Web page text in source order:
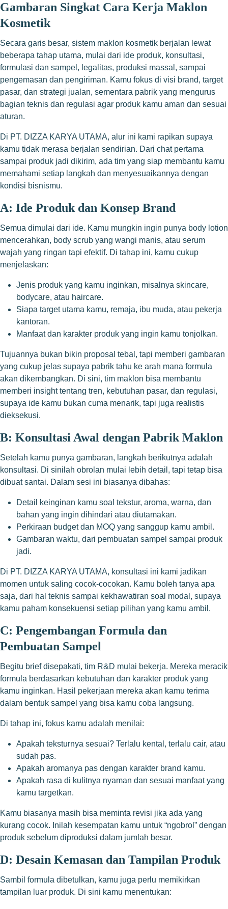
Gambaran Singkat Cara Kerja Maklon
Kosmetik
Secara garis besar, sistem maklon kosmetik berjalan lewat
beberapa tahap utama, mulai dari ide produk, konsultasi,
formulasi dan sampel, legalitas, produksi massal, sampai
pengemasan dan pengiriman. Kamu fokus di visi brand, target
pasar, dan strategi jualan, sementara pabrik yang mengurus
bagian teknis dan regulasi agar produk kamu aman dan sesuai
aturan.
Di PT. DIZZA KARYA UTAMA, alur ini kami rapikan supaya
kamu tidak merasa berjalan sendirian. Dari chat pertama
sampai produk jadi dikirim, ada tim yang siap membantu kamu
memahami setiap langkah dan menyesuaikannya dengan
kondisi bisnismu.
A: Ide Produk dan Konsep Brand
Semua dimulai dari ide. Kamu mungkin ingin punya body lotion
mencerahkan, body scrub yang wangi manis, atau serum
wajah yang ringan tapi efektif. Di tahap ini, kamu cukup
menjelaskan:
Jenis produk yang kamu inginkan, misalnya skincare,
bodycare, atau haircare.
Siapa target utama kamu, remaja, ibu muda, atau pekerja
kantoran.
Manfaat dan karakter produk yang ingin kamu tonjolkan.
Tujuannya bukan bikin proposal tebal, tapi memberi gambaran
yang cukup jelas supaya pabrik tahu ke arah mana formula
akan dikembangkan. Di sini, tim maklon bisa membantu
memberi insight tentang tren, kebutuhan pasar, dan regulasi,
supaya ide kamu bukan cuma menarik, tapi juga realistis
dieksekusi.
B: Konsultasi Awal dengan Pabrik Maklon
Setelah kamu punya gambaran, langkah berikutnya adalah
konsultasi. Di sinilah obrolan mulai lebih detail, tapi tetap bisa
dibuat santai. Dalam sesi ini biasanya dibahas:
Detail keinginan kamu soal tekstur, aroma, warna, dan
bahan yang ingin dihindari atau diutamakan.
Perkiraan budget dan MOQ yang sanggup kamu ambil.
Gambaran waktu, dari pembuatan sampel sampai produk
jadi.
Di PT. DIZZA KARYA UTAMA, konsultasi ini kami jadikan
momen untuk saling cocok-cocokan. Kamu boleh tanya apa
saja, dari hal teknis sampai kekhawatiran soal modal, supaya
kamu paham konsekuensi setiap pilihan yang kamu ambil.
C: Pengembangan Formula dan
Pembuatan Sampel
Begitu brief disepakati, tim R&D mulai bekerja. Mereka meracik
formula berdasarkan kebutuhan dan karakter produk yang
kamu inginkan. Hasil pekerjaan mereka akan kamu terima
dalam bentuk sampel yang bisa kamu coba langsung.
Di tahap ini, fokus kamu adalah menilai:
Apakah teksturnya sesuai? Terlalu kental, terlalu cair, atau
sudah pas.
Apakah aromanya pas dengan karakter brand kamu.
Apakah rasa di kulitnya nyaman dan sesuai manfaat yang
kamu targetkan.
Kamu biasanya masih bisa meminta revisi jika ada yang
kurang cocok. Inilah kesempatan kamu untuk “ngobrol” dengan
produk sebelum diproduksi dalam jumlah besar.
D: Desain Kemasan dan Tampilan Produk
Sambil formula dibetulkan, kamu juga perlu memikirkan
tampilan luar produk. Di sini kamu menentukan: